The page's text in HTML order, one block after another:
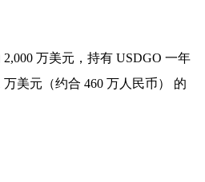
2,000 万美元，持有 USDGO 一年
万美元（约合 460 万人民币）
的